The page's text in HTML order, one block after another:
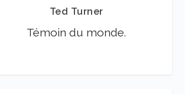
Ted Turner
Témoin du monde.